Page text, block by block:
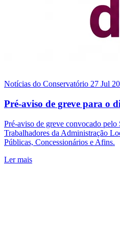
Notícias do Conservatório 27 Jul
Pré-aviso de greve para o
Pré-aviso de greve convocado
Trabalhadores da Administração
Públicas, Concessionários e Afins.
Ler mais